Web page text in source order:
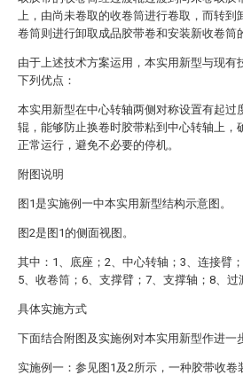
上，由尚未卷取的收卷筒进行卷取，而转到
卷筒则进行卸取成品胶带卷和安装新收卷筒
由于上述技术方案运用，本实用新型与现有
下列优点：
本实用新型在中心转轴两侧对称设置有起过
辊，能够防止换卷时胶带粘到中心转轴上，
正常运行，避免不必要的停机。
附图说明
图1是实施例一中本实用新型结构示意图。
图2是图1的侧面视图。
其中：1、底座；2、中心转轴；3、连接臂
5、收卷筒；6、支撑臂；7、支撑轴；8、过
具体实施方式
下面结合附图及实施例对本实用新型作进一
实施例一：参见图1及2所示，一种胶带收卷